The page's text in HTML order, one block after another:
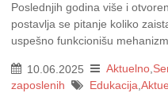
Poslednjih godina više i
postavlja se pitanje koliko
uspešno funkcionišu
10.06.2025 Aktuelno,
zaposlenih
Edukacija,